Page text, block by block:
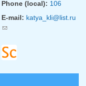
Phone (local): 106
E-mail: katya_kli@list.ru
(link sends e-mail)